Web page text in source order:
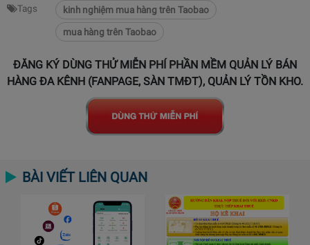
Tags
kinh nghiệm mua hàng trên Taobao
mua hàng trên Taobao
ĐĂNG KÝ DÙNG THỬ MIỄN PHÍ PHẦN MỀM QUẢN LÝ BÁN
HÀNG ĐA KÊNH (FANPAGE, SÀN TMĐT), QUẢN LÝ TỒN KHO.
BÀI VIẾT LIÊN QUAN